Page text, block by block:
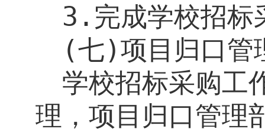
3. 完成学校招标
(七)项目归口管
学校招标采购工
理，项目归口管理